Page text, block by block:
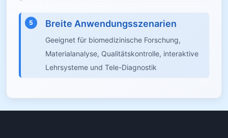
5 Breite Anwendungsszenarien
Geeignet für biomedizinische Forschung,
Materialanalyse, Qualitätskontrolle, interaktive
Lehrsysteme und Tele-Diagnostik